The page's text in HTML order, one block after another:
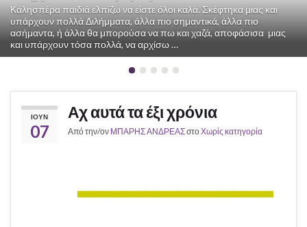
Καλησπέρα παιδιά ελπίζω να είστε όλοι καλά. Σκέφτηκα μιας και
υπάρχουν πολλά Διλήμματα, άλλα πιο σημαντικά, άλλα πιο
ασήμαντα, ή άλλα θα μπορούσα να πω και χαζά, αποφάσισα μιας
και υπάρχουν τόσα πολλά, να αρχίσω …
ΙΟΎΝ
07
Αχ αυτά τα έξι χρόνια
Από την/ον ΜΠΑΡΗΣ ΑΝΔΡΕΑΣστοΧωρίς κατηγορία